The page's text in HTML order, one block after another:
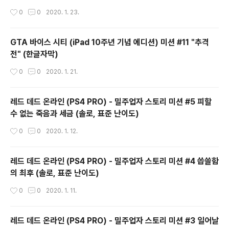
0 0 2020. 1. 23.
GTA 바이스 시티 (iPad 10주년 기념 에디션) 미션 #11 "추격
전" (한글자막)
0 0 2020. 1. 21.
레드 데드 온라인 (PS4 PRO) - 밀주업자 스토리 미션 #5 피할
수 없는 죽음과 세금 (솔로, 표준 난이도)
0 0 2020. 1. 12.
레드 데드 온라인 (PS4 PRO) - 밀주업자 스토리 미션 #4 씁쓸함
의 최후 (솔로, 표준 난이도)
0 0 2020. 1. 11.
레드 데드 온라인 (PS4 PRO) - 밀주업자 스토리 미션 #3 일어날